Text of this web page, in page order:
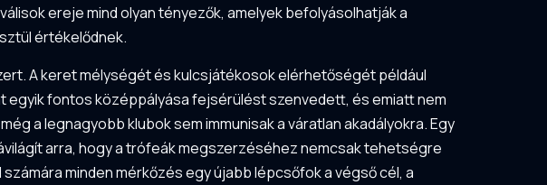
ereje mind olyan tényezők, amelyek befolyásolhatják a
értékelődnek.
A keret mélységét és kulcsjátékosok elérhetőségét például
egyik fontos középpályása fejsérülést szenvedett, és emiatt nem
a legnagyobb klubok sem immunisak a váratlan akadályokra. Egy
arra, hogy a trófeák megszerzéséhez nemcsak tehetségre
minden mérkőzés egy újabb lépcsőfok a végső cél, a